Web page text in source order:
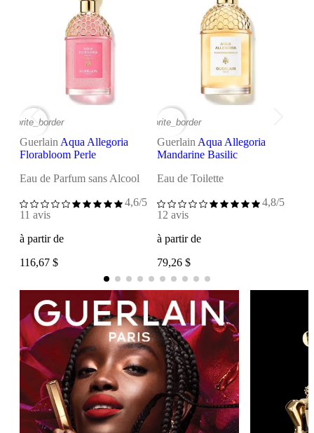
favorite_border
Guerlain Aqua Allegoria
Florabloom Perle
Eau de Parfum sans Alcool
4,6/5
11 avis
à partir de
116,67 $
favorite_border
Guerlain Aqua Allegoria
Mandarine Basilic
Eau de Toilette
4,8/5
12 avis
à partir de
79,26 $